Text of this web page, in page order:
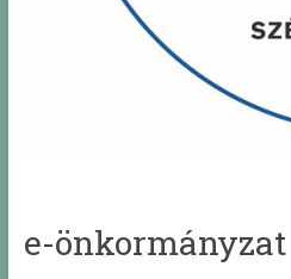
e-önkormányzat